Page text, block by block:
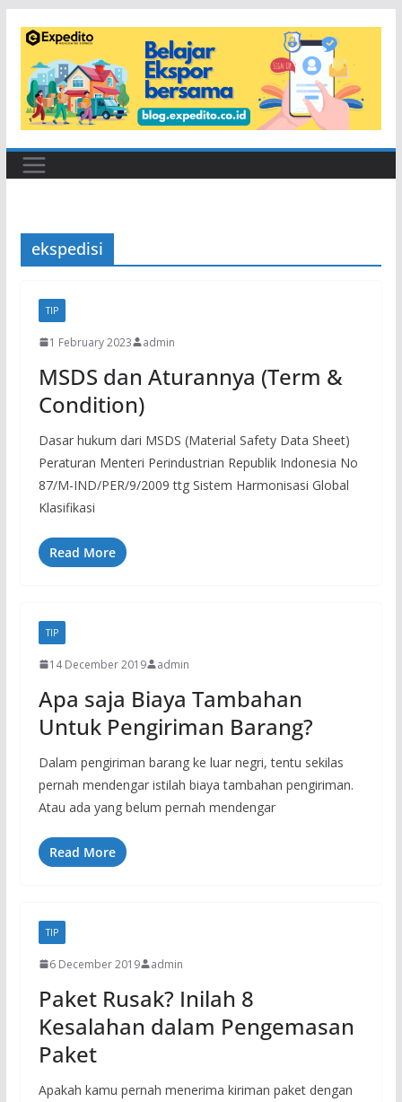
content
ekspedisi
TIP
1 February 2023 admin
MSDS dan Aturannya (Term &
Condition)
Dasar hukum dari MSDS (Material Safety Data Sheet)
Peraturan Menteri Perindustrian Republik Indonesia No
87/M-IND/PER/9/2009 ttg Sistem Harmonisasi Global
Klasifikasi
Read More
TIP
14 December 2019 admin
Apa saja Biaya Tambahan
Untuk Pengiriman Barang?
Dalam pengiriman barang ke luar negri, tentu sekilas
pernah mendengar istilah biaya tambahan pengiriman.
Atau ada yang belum pernah mendengar
Read More
TIP
6 December 2019 admin
Paket Rusak? Inilah 8
Kesalahan dalam Pengemasan
Paket
Apakah kamu pernah menerima kiriman paket dengan